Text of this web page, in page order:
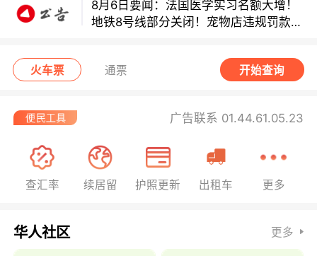
地铁8号线部分关闭！宠物店违规罚款出
炉！
火车票 通票 开始查询
广告联系 01.44.61.05.23
查汇率 续居留 护照更新 出租车 更多
华人社区 更多